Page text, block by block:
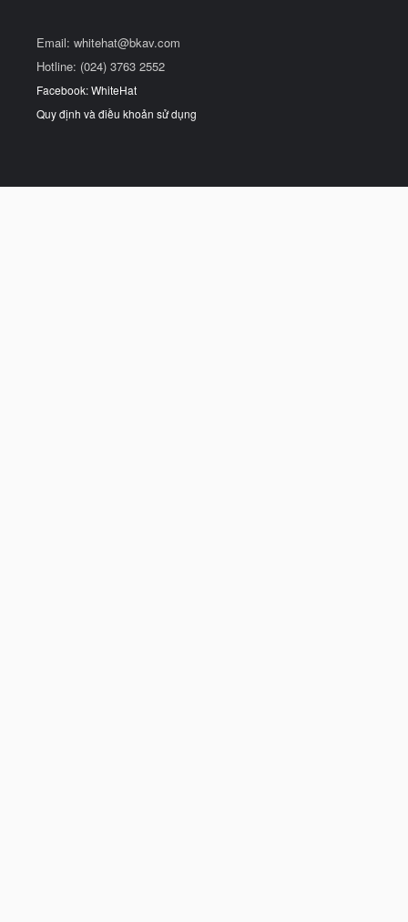
Email: whitehat@bkav.com
Hotline: (024) 3763 2552
Facebook: WhiteHat
Quy định và điều khoản sử dụng